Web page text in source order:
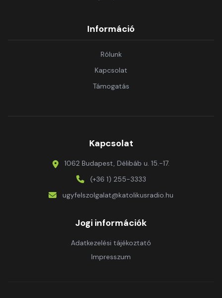
Információ
Rólunk
Kapcsolat
Támogatás
Kapcsolat
1062 Budapest, Délibáb u. 15.-17.
(+36 1) 255-3333
ugyfelszolgalat@katolikusradio.hu
Jogi információk
Adatkezelési tájékoztató
Impresszum